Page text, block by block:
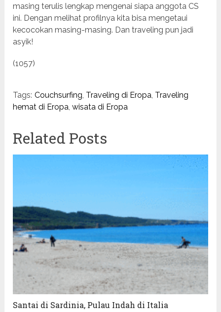
masing terulis lengkap mengenai siapa anggota CS
ini. Dengan melihat profilnya kita bisa mengetaui
kecocokan masing-masing. Dan traveling pun jadi
asyik!
(1057)
Tags: Couchsurfing, Traveling di Eropa, Traveling
hemat di Eropa,wisata di Eropa
Related Posts
Santai di Sardinia, Pulau Indah di Italia